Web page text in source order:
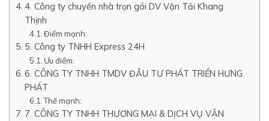
4. Công ty chuyển nhà trọn gói DV Vận Tải Khang
Thịnh
Điểm mạnh:
5. Công ty TNHH Express 24H
Ưu điểm:
6. CÔNG TY TNHH TMDV ĐẦU TƯ PHÁT TRIỂN HƯNG
PHÁT
Thế mạnh:
7. CÔNG TY TNHH THƯƠNG MẠI & DỊCH VỤ VẬN